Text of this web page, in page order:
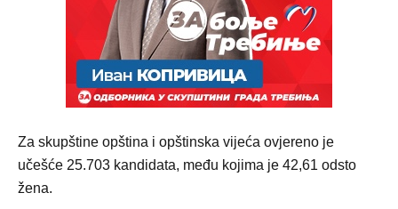
Za skupštine opština i opštinska vijeća ovjereno je
učešće 25.703 kandidata, među kojima je 42,61 odsto
žena.